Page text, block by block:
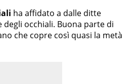
ha affidato a dalle ditte
occhiali. Buona parte di
che copre così quasi la metà